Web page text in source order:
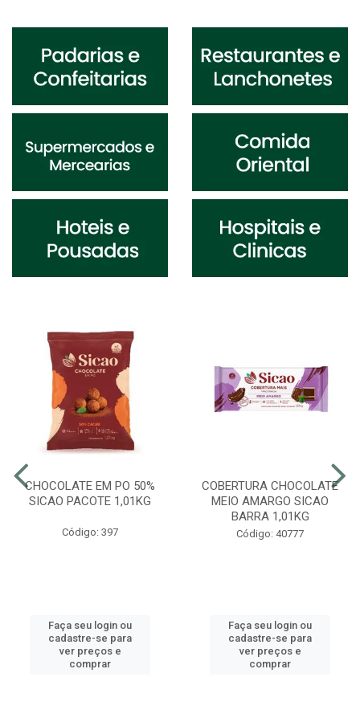
CHOCOLATE EM PO 50%
SICAO PACOTE 1,01KG
Código: 397
Faça seu login ou
cadastre-se para
ver preços e
comprar
COBERTURA CHOCOLATE
MEIO AMARGO SICAO
BARRA 1,01KG
Código: 40777
Faça seu login ou
cadastre-se para
ver preços e
comprar